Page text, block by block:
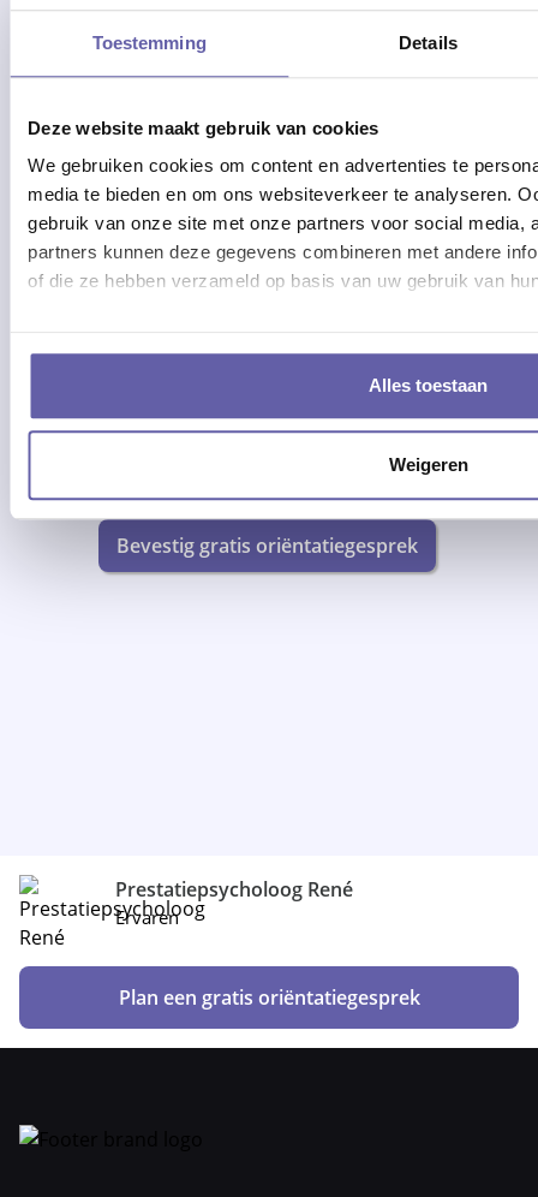
Toestemming Details
Deze website maakt gebruik van cookies
We gebruiken cookies om content en advertenties te
media te bieden en om ons websiteverkeer te analyseren.
gebruik van onze site met onze partners voor social media,
partners kunnen deze gegevens combineren met andere
of die ze hebben verzameld op basis van uw gebruik van
Alles toestaan
Weigeren
Prestatiepsycholoog René
Ervaren
Plan een gratis oriëntatiegesprek